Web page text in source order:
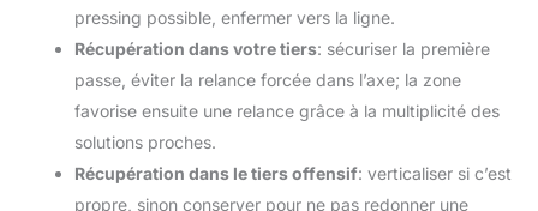
pressing possible, enfermer vers la ligne.
Récupération dans votre tiers: sécuriser la première
passe, éviter la relance forcée dans l’axe; la zone
favorise ensuite une relance grâce à la multiplicité des
solutions proches.
Récupération dans le tiers offensif: verticaliser si c’est
propre, sinon conserver pour ne pas redonner une